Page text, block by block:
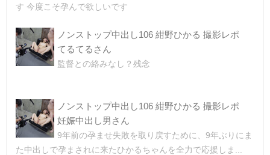
す 今度こそ孕んで欲しいです
ノンストップ中出し106 紺野ひかる 撮影レポ
てるてるさん
監督との絡みなし？残念
ノンストップ中出し106 紺野ひかる 撮影レポ
妊娠中出し男さん
9年前の孕ませ失敗を取り戻すために、9年ぶりにま
た中出しで孕まされに来たひかるちゃんを全力で応援しま...